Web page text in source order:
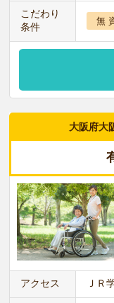
こだわり
条件
無
大阪府大
アクセス ＪＲ